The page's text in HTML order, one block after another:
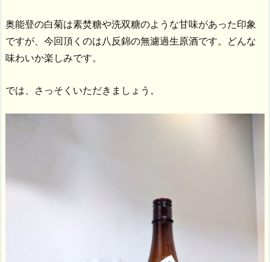
奥能登の白菊は素焚糖や洗双糖のような甘味があった印象
ですが、今回頂くのは八反錦の無濾過生原酒です。どんな
味わいか楽しみです。
では、さっそくいただきましょう。